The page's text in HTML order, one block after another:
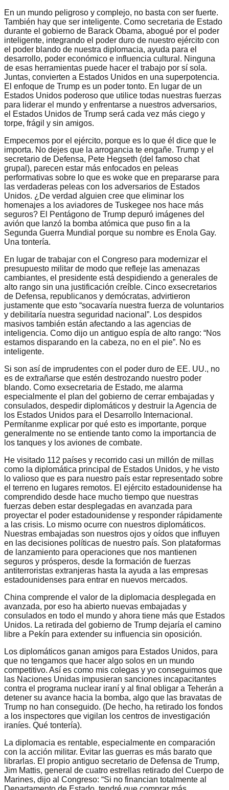
En un mundo peligroso y complejo, no basta con ser fuerte.
También hay que ser inteligente. Como secretaria de Estado
durante el gobierno de Barack Obama, abogué por el poder
inteligente, integrando el poder duro de nuestro ejército con
el poder blando de nuestra diplomacia, ayuda para el
desarrollo, poder económico e influencia cultural. Ninguna
de esas herramientas puede hacer el trabajo por sí sola.
Juntas, convierten a Estados Unidos en una superpotencia.
El enfoque de Trump es un poder tonto. En lugar de un
Estados Unidos poderoso que utilice todas nuestras fuerzas
para liderar el mundo y enfrentarse a nuestros adversarios,
el Estados Unidos de Trump será cada vez más ciego y
torpe, frágil y sin amigos.
Empecemos por el ejército, porque es lo que él dice que le
importa. No dejes que la arrogancia te engañe. Trump y el
secretario de Defensa, Pete Hegseth (del famoso chat
grupal), parecen estar más enfocados en peleas
performativas sobre lo que es woke que en prepararse para
las verdaderas peleas con los adversarios de Estados
Unidos. ¿De verdad alguien cree que eliminar los
homenajes a los aviadores de Tuskegee nos hace más
seguros? El Pentágono de Trump depuró imágenes del
avión que lanzó la bomba atómica que puso fin a la
Segunda Guerra Mundial porque su nombre es Enola Gay.
Una tontería.
En lugar de trabajar con el Congreso para modernizar el
presupuesto militar de modo que refleje las amenazas
cambiantes, el presidente está despidiendo a generales de
alto rango sin una justificación creíble. Cinco exsecretarios
de Defensa, republicanos y demócratas, advirtieron
justamente que esto “socavaría nuestra fuerza de voluntarios
y debilitaría nuestra seguridad nacional”. Los despidos
masivos también están afectando a las agencias de
inteligencia. Como dijo un antiguo espía de alto rango: “Nos
estamos disparando en la cabeza, no en el pie”. No es
inteligente.
Si son así de imprudentes con el poder duro de EE. UU., no
es de extrañarse que estén destrozando nuestro poder
blando. Como exsecretaria de Estado, me alarma
especialmente el plan del gobierno de cerrar embajadas y
consulados, despedir diplomáticos y destruir la Agencia de
los Estados Unidos para el Desarrollo Internacional.
Permítanme explicar por qué esto es importante, porque
generalmente no se entiende tanto como la importancia de
los tanques y los aviones de combate.
He visitado 112 países y recorrido casi un millón de millas
como la diplomática principal de Estados Unidos, y he visto
lo valioso que es para nuestro país estar representado sobre
el terreno en lugares remotos. El ejército estadounidense ha
comprendido desde hace mucho tiempo que nuestras
fuerzas deben estar desplegadas en avanzada para
proyectar el poder estadounidense y responder rápidamente
a las crisis. Lo mismo ocurre con nuestros diplomáticos.
Nuestras embajadas son nuestros ojos y oídos que influyen
en las decisiones políticas de nuestro país. Son plataformas
de lanzamiento para operaciones que nos mantienen
seguros y prósperos, desde la formación de fuerzas
antiterroristas extranjeras hasta la ayuda a las empresas
estadounidenses para entrar en nuevos mercados.
China comprende el valor de la diplomacia desplegada en
avanzada, por eso ha abierto nuevas embajadas y
consulados en todo el mundo y ahora tiene más que Estados
Unidos. La retirada del gobierno de Trump dejaría el camino
libre a Pekín para extender su influencia sin oposición.
Los diplomáticos ganan amigos para Estados Unidos, para
que no tengamos que hacer algo solos en un mundo
competitivo. Así es como mis colegas y yo conseguimos que
las Naciones Unidas impusieran sanciones incapacitantes
contra el programa nuclear iraní y al final obligar a Teherán a
detener su avance hacia la bomba, algo que las bravatas de
Trump no han conseguido. (De hecho, ha retirado los fondos
a los inspectores que vigilan los centros de investigación
iraníes. Qué tontería).
La diplomacia es rentable, especialmente en comparación
con la acción militar. Evitar las guerras es más barato que
librarlas. El propio antiguo secretario de Defensa de Trump,
Jim Mattis, general de cuatro estrellas retirado del Cuerpo de
Marines, dijo al Congreso: “Si no financian totalmente al